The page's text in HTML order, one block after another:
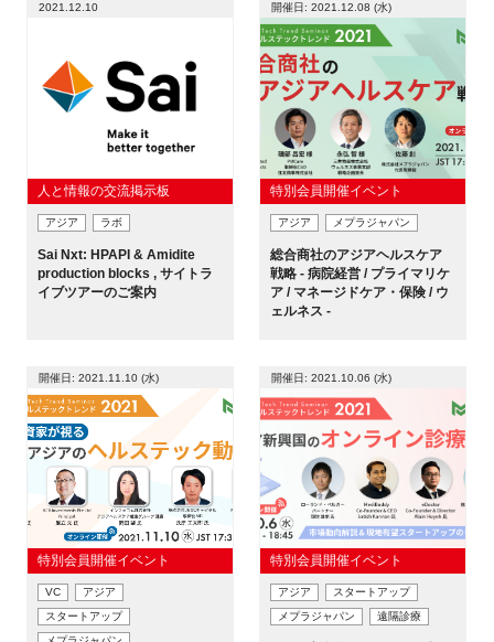
閉じる
2021.12.10
人と情報の交流掲示板
アジア ラボ
Sai Nxt: HPAPI & Amidite
production blocks , サイトラ
イブツアーのご案内
開催日: 2021.12.08 (水)
特別会員開催イベント
アジア メプラジャパン
総合商社のアジアヘルスケア
戦略 - 病院経営 / プライマリケ
ア / マネージドケア・保険 / ウ
ェルネス -
開催日: 2021.11.10 (水)
特別会員開催イベント
VC
アジア
スタートアップ
開催日: 2021.10.06 (水)
特別会員開催イベント
アジア
スタートアップ
メプラジャパン
遠隔診療